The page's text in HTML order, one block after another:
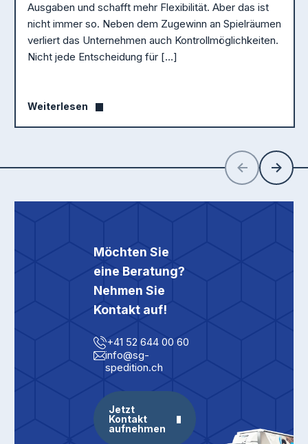
ZurückWeiter
Ausgaben und schafft mehr Flexibilität. Aber das ist
nicht immer so. Neben dem Zugewinn an Spielräumen
verliert das Unternehmen auch Kontrollmöglichkeiten.
Nicht jede Entscheidung für […]
Weiterlesen
Möchten Sie
eine Beratung?
Nehmen Sie
Kontakt auf!
+41 52 644 00 60
info@sg-
spedition.ch
Jetzt
Kontakt
aufnehmen